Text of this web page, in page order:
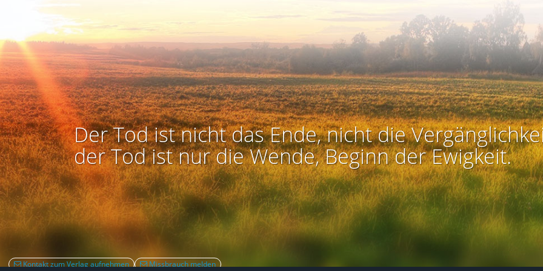
Der Tod ist nicht das Ende, nicht die
der Tod ist nur die Wende, Beginn der Ewigkeit.
Kontakt zum Verlag aufnehmen Missbrauch melden